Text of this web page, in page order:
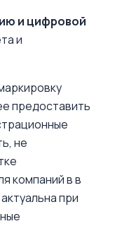
и цифровой
и
предоставить
не
компаний в в
при